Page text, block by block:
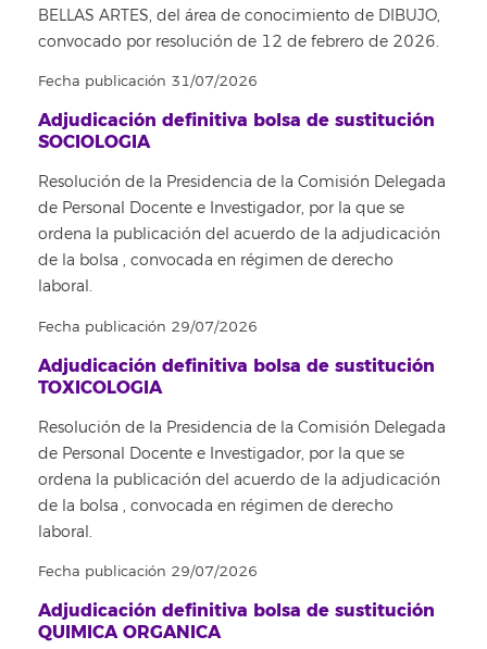
BELLAS ARTES, del área de conocimiento de DIBUJO,
convocado por resolución de 12 de febrero de 2026.
Fecha publicación 31/07/2026
Adjudicación definitiva bolsa de sustitución
SOCIOLOGIA
Resolución de la Presidencia de la Comisión Delegada
de Personal Docente e Investigador, por la que se
ordena la publicación del acuerdo de la adjudicación
de la bolsa , convocada en régimen de derecho
laboral.
Fecha publicación 29/07/2026
Adjudicación definitiva bolsa de sustitución
TOXICOLOGIA
Resolución de la Presidencia de la Comisión Delegada
de Personal Docente e Investigador, por la que se
ordena la publicación del acuerdo de la adjudicación
de la bolsa , convocada en régimen de derecho
laboral.
Fecha publicación 29/07/2026
Adjudicación definitiva bolsa de sustitución
QUIMICA ORGANICA